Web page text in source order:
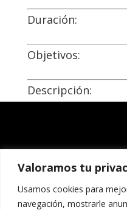
Valoramos tu
Usamos cookies para
navegación, mostrarle
Duración:
Objetivos:
Descripción: